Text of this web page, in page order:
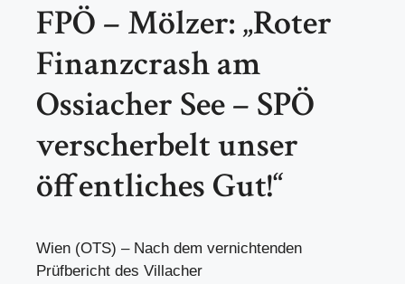
FPÖ – Mölzer: „Roter
Finanzcrash am
Ossiacher See – SPÖ
verscherbelt unser
öffentliches Gut!“
Wien (OTS) – Nach dem vernichtenden
Prüfbericht des Villacher